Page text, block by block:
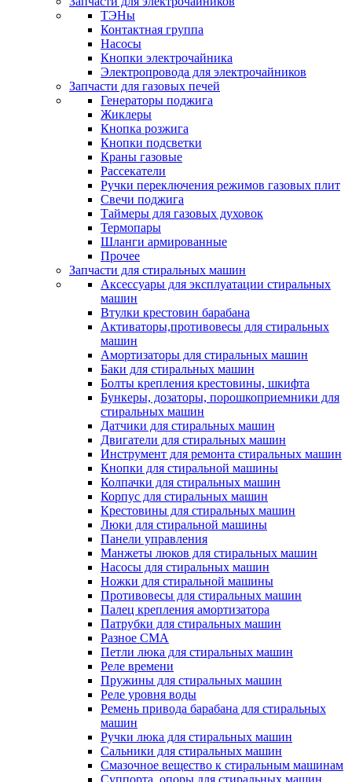
ТЭНы
Контактная группа
Насосы
Кнопки электрочайника
Электропровода для электрочайников
Запчасти для газовых печей
Генераторы поджига
Жиклеры
Кнопка розжига
Кнопки подсветки
Краны газовые
Рассекатели
Ручки переключения режимов газовых плит
Свечи поджига
Таймеры для газовых духовок
Термопары
Шланги армированные
Прочее
Запчасти для стиральных машин
Аксессуары для эксплуатации стиральных
машин
Втулки крестовин барабана
Активаторы,противовесы для стиральных
машин
Амортизаторы для стиральных машин
Баки для стиральных машин
Болты крепления крестовины, шкифта
Бункеры, дозаторы, порошкоприемники для
стиральных машин
Датчики для стиральных машин
Двигатели для стиральных машин
Инструмент для ремонта стиральных машин
Кнопки для стиральной машины
Колпачки для стиральных машин
Корпус для стиральных машин
Крестовины для стиральных машин
Люки для стиральной машины
Панели управления
Манжеты люков для стиральных машин
Насосы для стиральных машин
Ножки для стиральной машины
Противовесы для стиральных машин
Палец крепления амортизатора
Патрубки для стиральных машин
Разное СМА
Петли люка для стиральных машин
Реле времени
Пружины для стиральных машин
Реле уровня воды
Ремень привода барабана для стиральных
машин
Ручки люка для стиральных машин
Сальники для стиральных машин
Смазочное вещество к стиральным машинам
Суппорта, опоры для стиральных машин